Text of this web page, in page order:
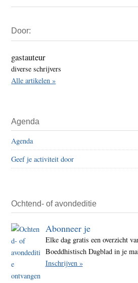
Sidebar
Door:
gastauteur
diverse schrijvers
Alle artikelen »
Agenda
Agenda
Geef je activiteit door
Ochtend- of avondeditie
Abonneer je
Elke dag gratis een overzicht
Boeddhistisch Dagblad in je
Inschrijven »